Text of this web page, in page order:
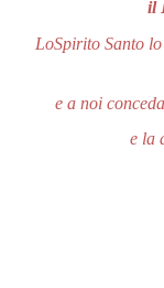
il
LoSpirito Santo
e a noi
e la